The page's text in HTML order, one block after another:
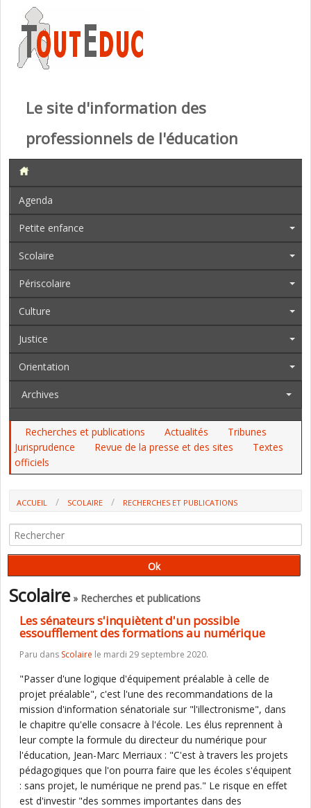
Le site d'information des
professionnels de l'éducation
Agenda
Petite enfance
Scolaire
Périscolaire
Culture
Justice
Orientation
Archives
Recherches et publications Actualités
Tribunes
Jurisprudence
Revue de la presse et des sites
Textes
officiels
ACCUEIL SCOLAIRE
RECHERCHES ET PUBLICATIONS
FORMATIONS AU NUMÉRIQUE
Scolaire» Recherches et publications
Les sénateurs s'inquiètent d'un possible
essoufflement des formations au numérique
Paru dans Scolaire le mardi 29 septembre 2020.
"Passer d'une logique d'équipement préalable à celle de
projet préalable", c'est l'une des recommandations de la
mission d'information sénatoriale sur "l'illectronisme", dans
le chapitre qu'elle consacre à l'école. Les élus reprennent à
leur compte la formule du directeur du numérique pour
l'éducation, Jean-Marc Merriaux : "C'est à travers les projets
pédagogiques que l'on pourra faire que les écoles s'équipent
: sans projet, le numérique ne prend pas." Le risque en effet
est d'investir "des sommes importantes dans des